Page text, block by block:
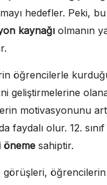
hedefler. Peki,
kaynağı olmanın
öğrencilerle
geliştirmelerine
motivasyonunu
faydalı olur. 12.
öneme sahiptir.
görüşleri,